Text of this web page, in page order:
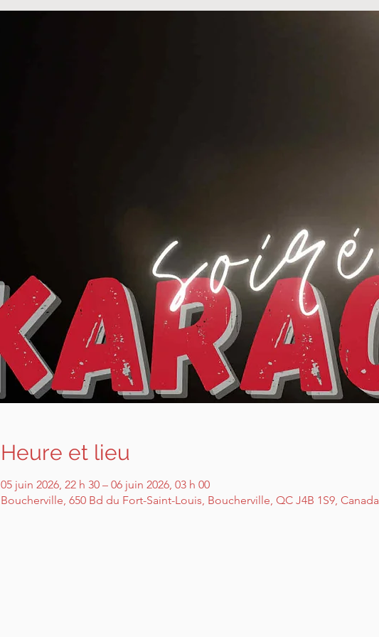
Heure et lieu
05 juin 2026, 22 h 30 – 06 juin 2026, 03 h 00
Boucherville, 650 Bd du Fort-Saint-Louis, Boucherville, QC J4B 1S9, Canada